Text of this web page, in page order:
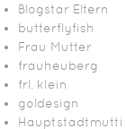
Blogstar Eltern
butterflyfish
Frau Mutter
frauheuberg
frl. klein
goldesign
Hauptstadtmutti